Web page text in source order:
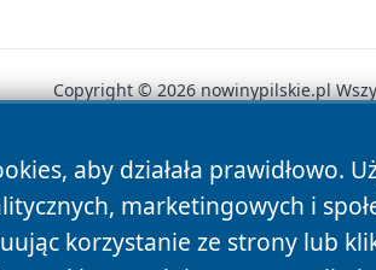
aby działała
marketingowych i
korzystanie ze strony lub
Copyright © 2026 nowinypilskie.pl
News Autorzy Polityka